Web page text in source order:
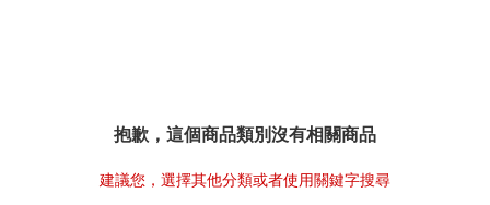
抱歉，這個商品類別沒有相關商品
建議您，選擇其他分類或者使用關鍵字搜尋